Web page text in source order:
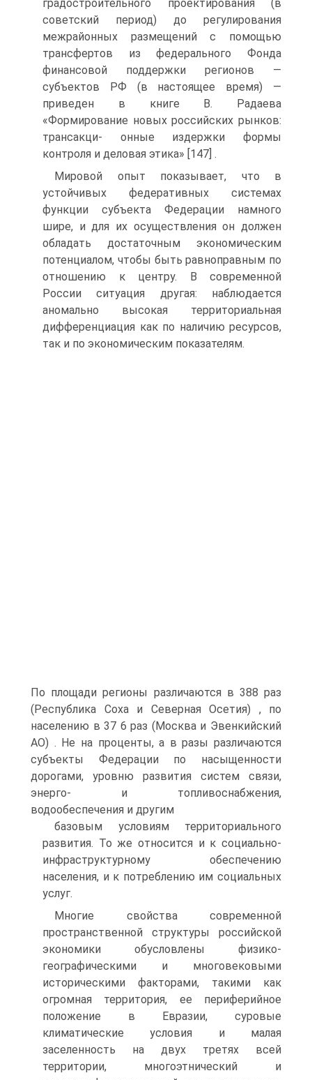
градостроительного проектирования (в
советский период) до регулирования
межрайонных размещений с помощью
трансфертов из федерального Фонда
финансовой поддержки регионов —
субъектов РФ (в настоящее время) —
приведен в книге В. Радаева
«Формирование новых российских рынков:
трансакци- онные издержки формы
контроля и деловая этика» [147] .
Мировой опыт показывает, что в
устойчивых федеративных системах
функции субъекта Федерации намного
шире, и для их осуществления он должен
обладать достаточным экономическим
потенциалом, чтобы быть равноправным по
отношению к центру. В современной
России ситуация другая: наблюдается
аномально высокая территориальная
дифференциация как по наличию ресурсов,
так и по экономическим показателям.
По площади регионы различаются в 388 раз
(Республика Соха и Северная Осетия) , по
населению в 37 6 раз (Москва и Эвенкийский
АО) . Не на проценты, а в разы различаются
субъекты Федерации по насыщенности
дорогами, уровню развития систем связи,
энерго- и топливоснабжения,
водообеспечения и другим
базовым условиям территориального
развития. То же относится и к социально-
инфраструктурному обеспечению
населения, и к потреблению им социальных
услуг.
Многие свойства современной
пространственной структуры российской
экономики обусловлены физико-
географическими и многовековыми
историческими факторами, такими как
огромная территория, ее периферийное
положение в Евразии, суровые
климатические условия и малая
заселенность на двух третях всей
территории, многоэтнический и